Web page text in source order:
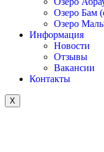
Озеро Бам
Озеро
Информация
Новости
Отзывы
Вакансии
Контакты
X